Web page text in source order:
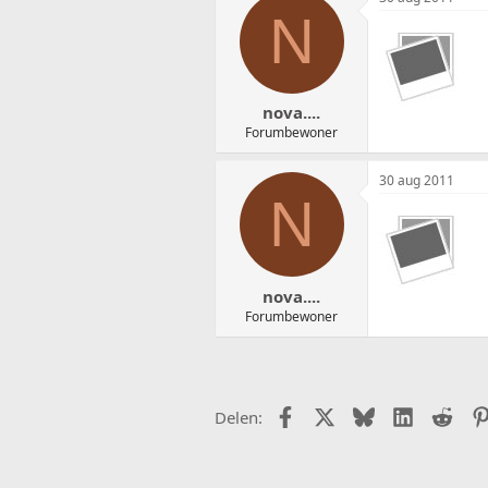
N
nova....
Forumbewoner
N
nova....
Forumbewoner
30 aug 2011
Delen: FacebookX (Twitter)
BlueskyLinkedIn